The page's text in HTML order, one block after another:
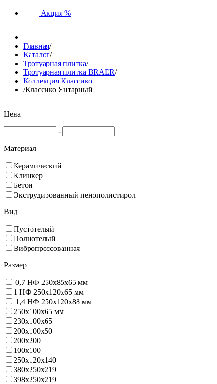
Акция %
Главная/
Каталог/
Тротуарная плитка/
Тротуарная плитка BRAER/
Коллекция Классико
/Классико Янтарный
Цена
-
Материал
Керамический
Клинкер
Бетон
Экструдированный пенополистирол
Вид
Пустотелый
Полнотелый
Вибропрессованная
Размер
0,7 НФ 250х85х65 мм
1 НФ 250х120х65 мм
1,4 НФ 250х120х88 мм
250х100х65 мм
230х100х65
200x100x50
200х200
100х100
250х120х140
380х250х219
398х250х219